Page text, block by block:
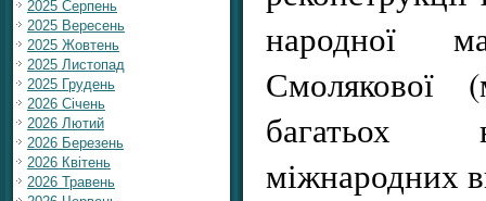
2025 Серпень
2025 Вересень
2025 Жовтень
2025 Листопад
2025 Грудень
2026 Січень
2026 Лютий
2026 Березень
2026 Квітень
2026 Травень
народної
Смолякової
багатьох
міжнародних